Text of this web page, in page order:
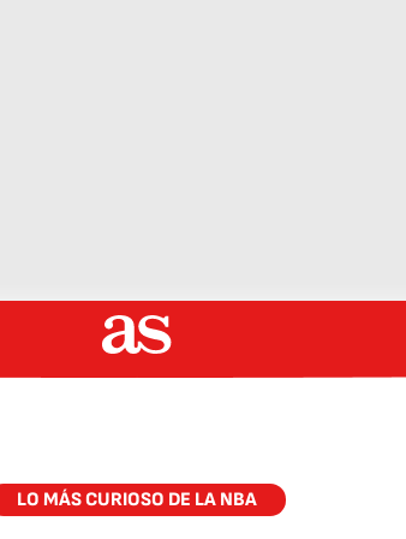
LO MÁS CURIOSO DE LA NBA